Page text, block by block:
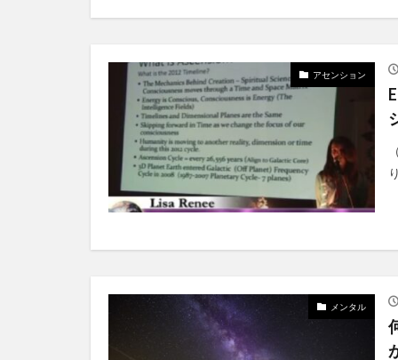
アセンション
メンタル